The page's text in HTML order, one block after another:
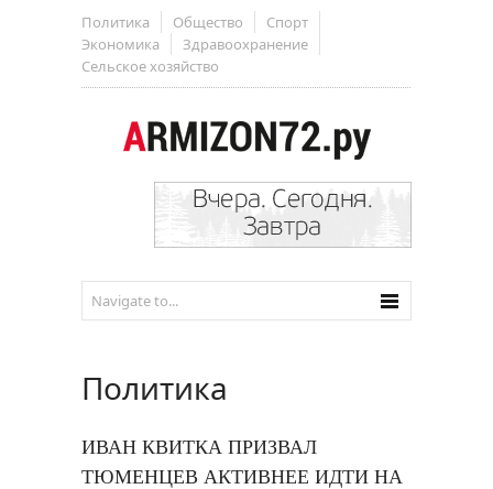
Политика Общество
Спорт
Экономика
Здравоохранение
Сельское хозяйство
Политика
ИВАН КВИТКА ПРИЗВАЛ
ТЮМЕНЦЕВ АКТИВНЕЕ ИДТИ НА